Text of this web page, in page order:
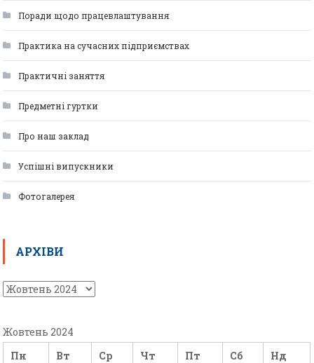
Поради щодо працевлаштування
Практика на сучасних підприємствах
Практичні заняття
Предметні гуртки
Про наш заклад
Успішні випускники
Фотогалерея
АРХІВИ
Жовтень 2024
Пн
Вт Ср Чт Пт Сб Нд